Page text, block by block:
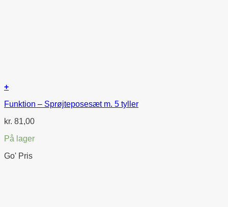
+
Funktion – Sprøjteposesæt m. 5 tyller
kr. 81,00
På lager
Go' Pris